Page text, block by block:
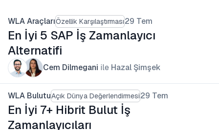
WLA AraçlarıÖzellik Karşılaştırması29 Tem
En İyi 5 SAP İş Zamanlayıcı
Alternatifi
Cem Dilmegani ile Hazal Şimşek
WLA BulutuAçık Dünya Değerlendirmesi29 Tem
En İyi 7+ Hibrit Bulut İş
Zamanlayıcıları